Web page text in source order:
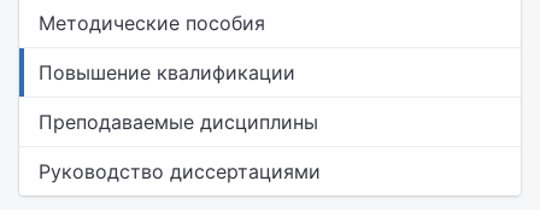
Методические пособия
Повышение квалификации
Преподаваемые дисциплины
Руководство диссертациями